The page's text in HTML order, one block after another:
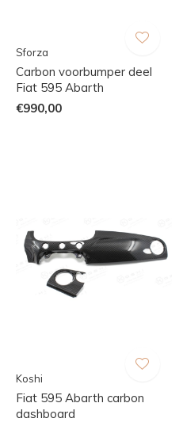
Sforza
Carbon voorbumper deel
Fiat 595 Abarth
€990,00
Koshi
Fiat 595 Abarth carbon
dashboard